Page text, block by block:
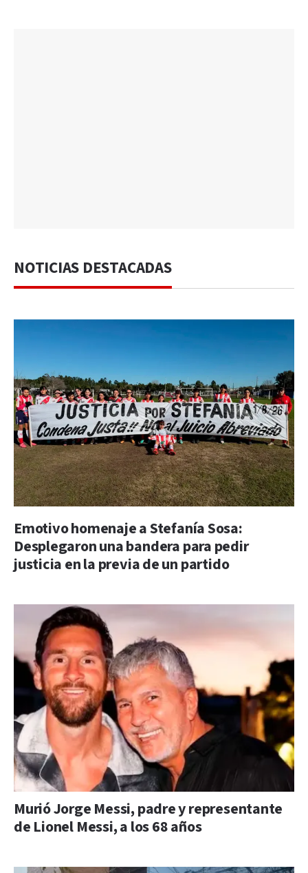
NOTICIAS DESTACADAS
Emotivo homenaje a Stefanía Sosa:
Desplegaron una bandera para pedir
justicia en la previa de un partido
Murió Jorge Messi, padre y representante
de Lionel Messi, a los 68 años